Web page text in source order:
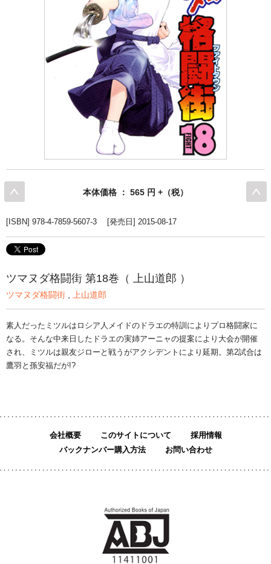
本体価格 ： 565 円 +（税）
[ISBN] 978-4-7859-5607-3 [発売日] 2015-08-17
ツマヌダ格闘街 第18巻（ 上山道郎 ）
ツマヌダ格闘街 上山道郎
素人だったミツルはロシア人メイドのドラエの特訓によりプロ格闘家に
なる。そんな中来日したドラエの実姉アーニャの提案により大会が開催
され、ミツルは親友ジローと戦うがアクシデントにより延期。第2試合は
鷹羽と孫安福だが!?
会社概要 このサイトについて
採用情報
バックナンバー購入方法
お問い合わせ